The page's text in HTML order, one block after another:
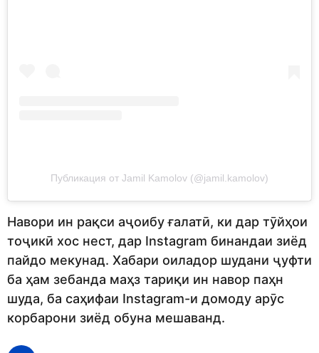
Публикация от Jamil Kamolov (@jamil.kamolov)
Навори ин рақси аҷоибу ғалатӣ, ки дар тӯйҳои
тоҷикӣ хос нест, дар Instagram бинандаи зиёд
пайдо мекунад. Хабари оиладор шудани ҷуфти
ба ҳам зебанда маҳз тариқи ин навор паҳн
шуда, ба саҳифаи Instagram-и домоду арӯс
корбарони зиёд обуна мешаванд.